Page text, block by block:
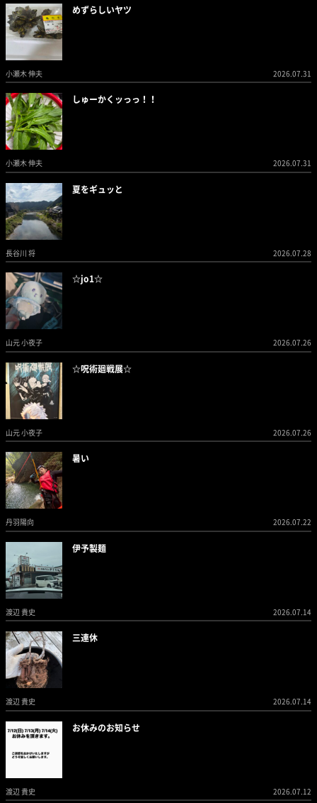
めずらしいヤツ
小瀬木 伸夫 2026.07.31
しゅーかくッっっ！！
小瀬木 伸夫 2026.07.31
夏をギュッと
長谷川 将 2026.07.28
☆jo1☆
山元 小夜子 2026.07.26
☆呪術廻戦展☆
山元 小夜子 2026.07.26
暑い
丹羽陽向 2026.07.22
伊予製麺
渡辺 貴史 2026.07.14
三連休
渡辺 貴史 2026.07.14
お休みのお知らせ
渡辺 貴史 2026.07.12